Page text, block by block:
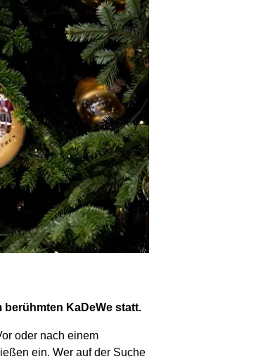
KaDeWe statt.
oder nach einem
ein. Wer auf der Suche